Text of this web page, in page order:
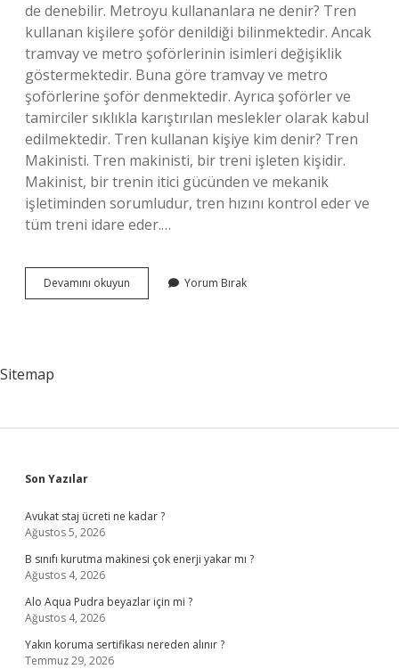
de denebilir. Metroyu kullananlara ne denir? Tren
kullanan kişilere şoför denildiği bilinmektedir. Ancak
tramvay ve metro şoförlerinin isimleri değişiklik
göstermektedir. Buna göre tramvay ve metro
şoförlerine şoför denmektedir. Ayrıca şoförler ve
tamirciler sıklıkla karıştırılan meslekler olarak kabul
edilmektedir. Tren kullanan kişiye kim denir? Tren
Makinisti. Tren makinisti, bir treni işleten kişidir.
Makinist, bir trenin itici gücünden ve mekanik
işletiminden sorumludur, tren hızını kontrol eder ve
tüm treni idare eder.…
Devamını okuyun Marmarayı
Kullanan
Yorum Bırak
Sitemap
Sidebar
Son Yazılar
Avukat staj ücreti ne kadar ?
Ağustos 5, 2026
B sınıfı kurutma makinesi çok enerji yakar mı ?
Ağustos 4, 2026
Alo Aqua Pudra beyazlar için mi ?
Ağustos 4, 2026
Yakın koruma sertifikası nereden alınır ?
Temmuz 29, 2026